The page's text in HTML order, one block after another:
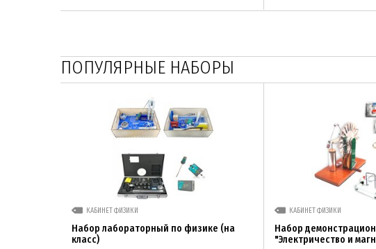
ПОПУЛЯРНЫЕ НАБОРЫ
КАБИНЕТ ФИЗИКИ
Набор лабораторный по физике (на
класс)
КАБИНЕТ ФИЗИКИ
Набор
"Электричество и